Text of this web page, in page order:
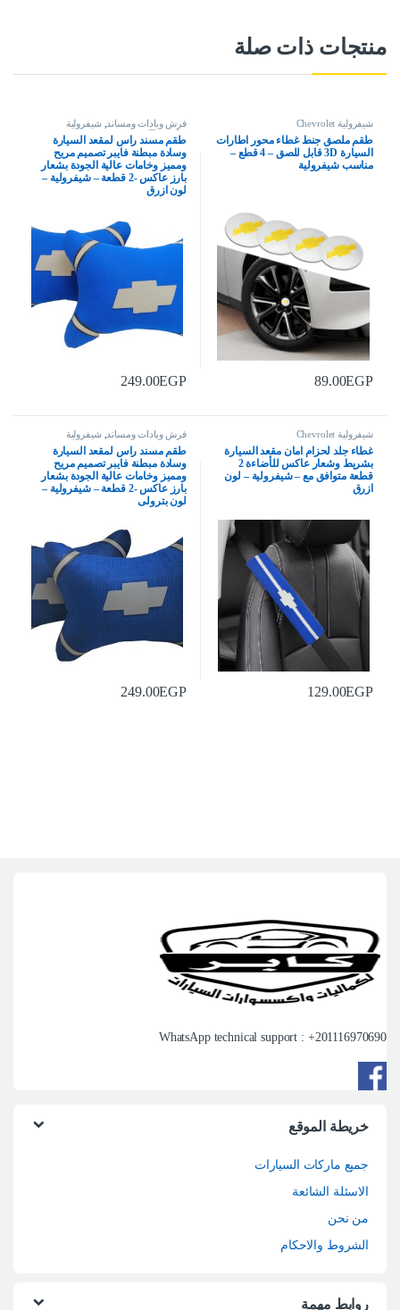
منتجات ذات صلة
شيفرولية Chevrolet
طقم ملصق جنط غطاء محور اطارات
السيارة 3D قابل للصق – 4 قطع –
مناسب شيفرولية
89.00EGP
فرش وبادات ومساند ,شيفرولية
Chevrolet
طقم مسند راس لمقعد السيارة
وسادة مبطنة فايبر تصميم مريح
ومميز وخامات عالية الجودة بشعار
بارز عاكس -2 قطعة – شيفرولية –
لون ازرق
249.00EGP
شيفرولية Chevrolet
غطاء جلد لحزام امان مقعد السيارة
بشريط وشعار عاكس للأضاءة 2
قطعة متوافق مع – شيفرولية – لون
ازرق
129.00EGP
فرش وبادات ومساند ,شيفرولية
Chevrolet
طقم مسند راس لمقعد السيارة
وسادة مبطنة فايبر تصميم مريح
ومميز وخامات عالية الجودة بشعار
بارز عاكس -2 قطعة – شيفرولية –
لون بترولى
249.00EGP
WhatsApp technical support : +201116970690
خريطة الموقع
جميع ماركات السيارات
الاسئلة الشائعة
من نحن
الشروط والاحكام
روابط مهمة